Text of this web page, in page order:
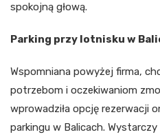
spokojną głową.
Parking przy lotnisku w
Wspomniana powyżej firma,
potrzebom i oczekiwaniom
wprowadziła opcję rezerwacji
parkingu w Balicach.